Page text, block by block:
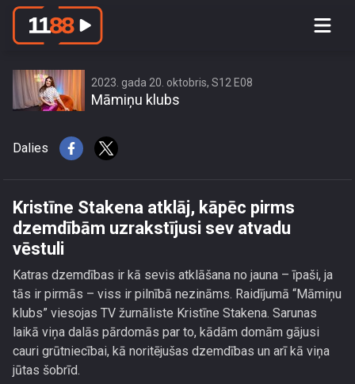
Kristīne Stakena atklāj, kāpēc pirms
2023. gada 20. oktobris, S12 E08
Māmiņu klubs
Dalies
Kristīne Stakena atklāj, kāpēc pirms
dzemdībām uzrakstījusi sev atvadu
vēstuli
Katras dzemdības ir kā sevis atklāšana no jauna – īpaši, ja
tās ir pirmās – viss ir pilnībā nezināms. Raidījumā “Māmiņu
klubs” viesojas TV žurnāliste Kristīne Stakena. Sarunas
laikā viņa dalās pārdomās par to, kādām domām gājusi
cauri grūtniecībai, kā noritējušas dzemdības un arī kā viņa
jūtas šobrīd.